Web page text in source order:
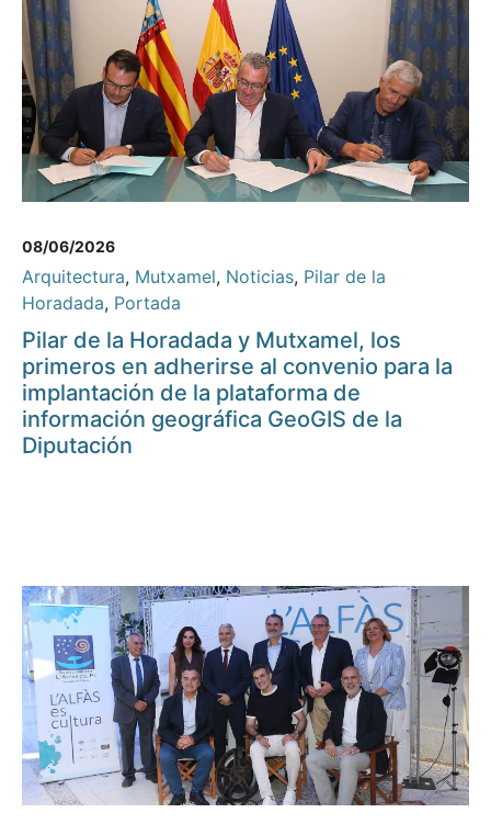
08/06/2026
Arquitectura, Mutxamel, Noticias, Pilar de la
Horadada, Portada
Pilar de la Horadada y Mutxamel, los
primeros en adherirse al convenio para la
implantación de la plataforma de
información geográfica GeoGIS de la
Diputación